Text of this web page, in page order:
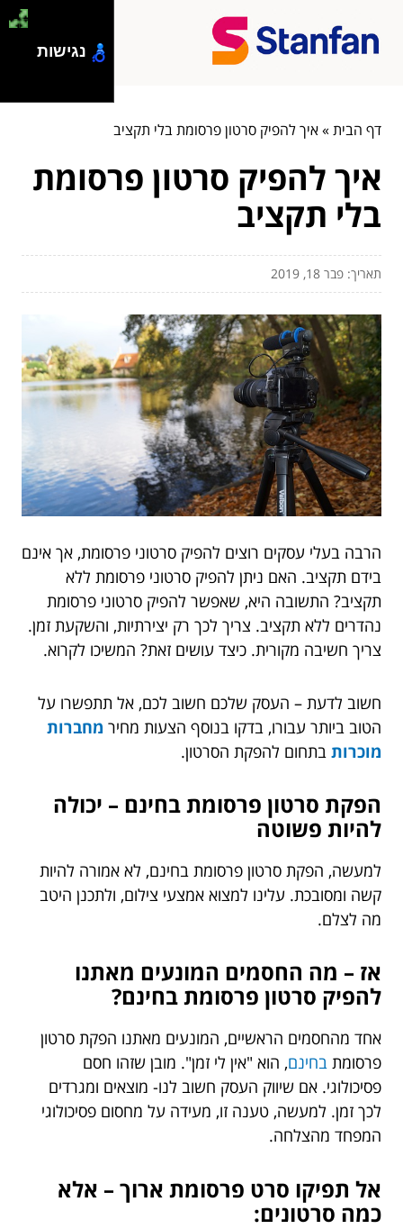
דף הבית»איך להפיק סרטון פרסומת בלי תקציב
איך להפיק סרטון פרסומת
בלי תקציב
תאריך: פבר 18, 2019
הרבה בעלי עסקים רוצים להפיק סרטוני פרסומת, אך אינם
בידם תקציב. האם ניתן להפיק סרטוני פרסומת ללא
תקציב? התשובה היא, שאפשר להפיק סרטוני פרסומת
נהדרים ללא תקציב. צריך לכך רק יצירתיות, והשקעת זמן.
צריך חשיבה מקורית. כיצד עושים זאת? המשיכו לקרוא.
חשוב לדעת – העסק שלכם חשוב לכם, אל תתפשרו על
הטוב ביותר עבורו, בדקו בנוסף הצעות מחיר מחברות
מוכרות בתחום להפקת הסרטון.
הפקת סרטון פרסומת בחינם – יכולה
להיות פשוטה
למעשה, הפקת סרטון פרסומת בחינם, לא אמורה להיות
קשה ומסובכת. עלינו למצוא אמצעי צילום, ולתכנן היטב
מה לצלם.
אז – מה החסמים המונעים מאתנו
להפיק סרטון פרסומת בחינם?
אחד מהחסמים הראשיים, המונעים מאתנו הפקת סרטון
פרסומת בחינם, הוא "אין לי זמן". מובן שזהו חסם
פסיכולוגי. אם שיווק העסק חשוב לנו- מוצאים ומגרדים
לכך זמן. למעשה, טענה זו, מעידה על מחסום פסיכולוגי
המפחד מהצלחה.
אל תפיקו סרט פרסומת ארוך – אלא
כמה סרטונים:
נגישות